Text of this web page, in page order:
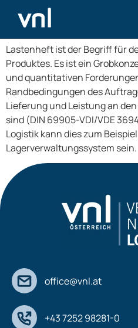
Lastenheft
Lastenheft ist der Begriff für
Produktes. Es ist ein
und quantitativen
Randbedingungen des
Lieferung und Leistung an
sind (DIN 69905-VDI/VDE
Logistik kann dies zum
Lagerverwaltungssystem sein.
office@vnl.at
+43 7252 98281-0